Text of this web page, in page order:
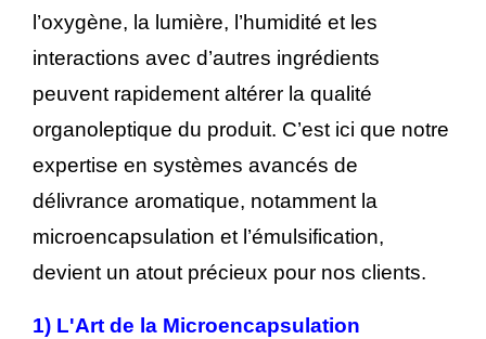
l’oxygène, la lumière, l’humidité et les
interactions avec d’autres ingrédients
peuvent rapidement altérer la qualité
organoleptique du produit. C’est ici que notre
expertise en systèmes avancés de
délivrance aromatique, notamment la
microencapsulation et l’émulsification,
devient un atout précieux pour nos clients.
1) L'Art de la Microencapsulation